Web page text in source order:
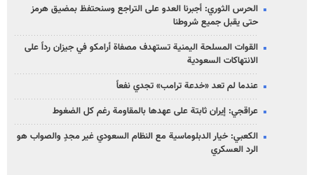
الحرس الثوري: أجبرنا العدو على التراجع وسنحتفظ بمضيق هرمز
حتى يقبل جميع شروطنا
القوات المسلحة اليمنية تستهدف مصفاة أرامكو في جيزان رداً على
الانتهاكات السعودية
عندما لم تعد «خدعة ترامب» تجدي نفعاً
عراقجي: إيران ثابتة على عهدها بالمقاومة رغم كل الضغوط
الكعبي: خيار الدبلوماسية مع النظام السعودي غير مجدٍ والصواب هو
الرد العسكري